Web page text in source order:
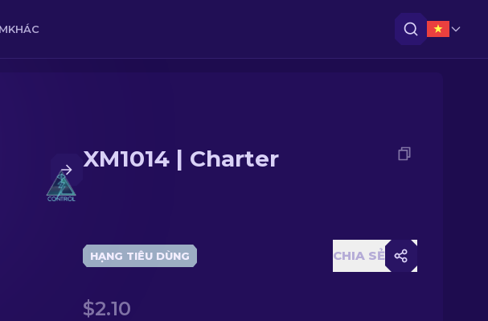
KHÁC
XM1014 | Charter
HẠNG TIÊU DÙNG CHIA SẺ
$2.10